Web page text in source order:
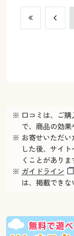
※ 口コミは、ご購
で、商品の効果
※ お寄せいただい
した後、サイ
くことがありま
※ ガイドライン
は、掲載できな